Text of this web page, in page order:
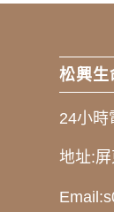
松興
24小時
地址:
Email: